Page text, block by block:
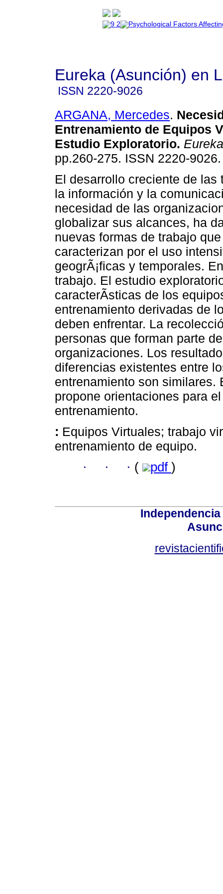
Eureka (Asunción) en
ISSN 2220-9026
ARGANA, Mercedes.
Entrenamiento de Equipos
Estudio Exploratorio. Eureka
pp.260-275. ISSN 2220-9026.
El desarrollo creciente de las
la información y la
necesidad de las
globalizar sus alcances, ha
nuevas formas de trabajo
caracterizan por el uso
geogrÃ¡ficas y temporales.
trabajo. El estudio
caracterÃ­sticas de los
entrenamiento derivadas de
deben enfrentar. La
personas que forman parte
organizaciones. Los
diferencias existentes entre
entrenamiento son similares.
propone orientaciones para
entrenamiento.
: Equipos Virtuales; trabajo
entrenamiento de equipo.
· · · ( pdf )